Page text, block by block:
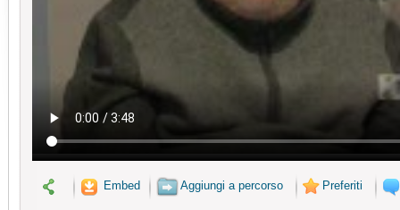
Embed Aggiungi a percorso Preferiti